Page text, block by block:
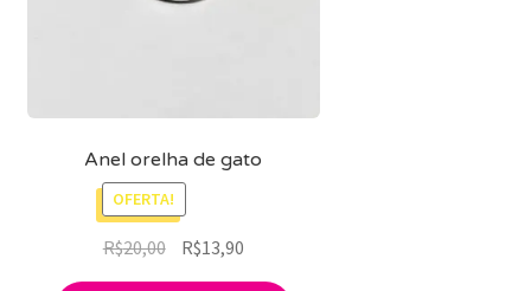
Anel orelha de gato
OFERTA!
R$20,00
preço
R$13,90O
preço